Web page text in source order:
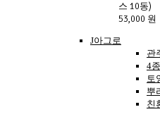
스 10동)
53,000 원
J아그로
관
4
토
뿌
친